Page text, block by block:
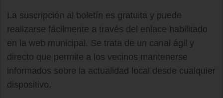
La suscripción al boletín es gratuita y puede
realizarse fácilmente a través del enlace habilitado
en la web municipal. Se trata de un canal ágil y
directo que permite a los vecinos mantenerse
informados sobre la actualidad local desde cualquier
dispositivo.